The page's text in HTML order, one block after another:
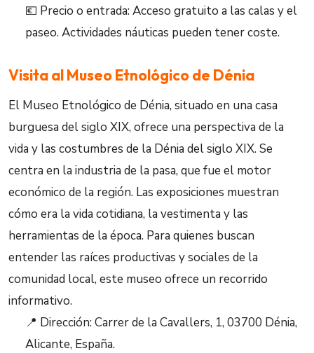
💶 Precio o entrada: Acceso gratuito a las calas y el
paseo. Actividades náuticas pueden tener coste.
Visita al Museo Etnológico de Dénia
El Museo Etnológico de Dénia, situado en una casa
burguesa del siglo XIX, ofrece una perspectiva de la
vida y las costumbres de la Dénia del siglo XIX. Se
centra en la industria de la pasa, que fue el motor
económico de la región. Las exposiciones muestran
cómo era la vida cotidiana, la vestimenta y las
herramientas de la época. Para quienes buscan
entender las raíces productivas y sociales de la
comunidad local, este museo ofrece un recorrido
informativo.
📍 Dirección: Carrer de la Cavallers, 1, 03700 Dénia,
Alicante, España.